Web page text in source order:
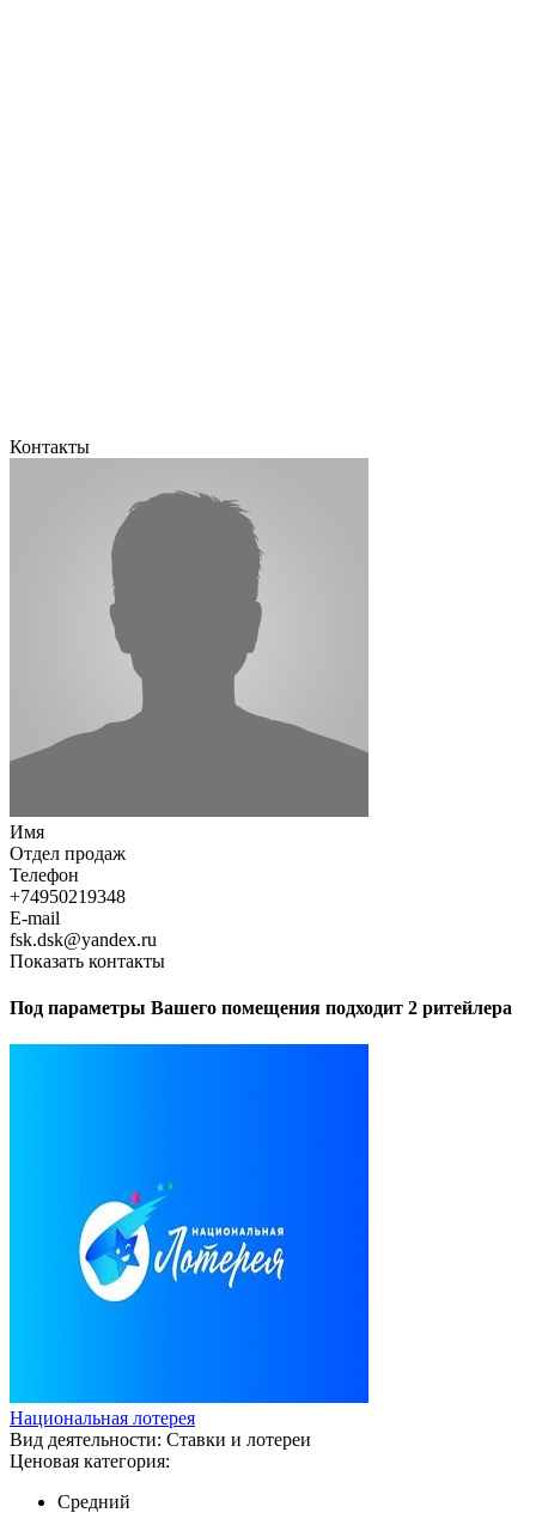
Контакты
Имя
Отдел продаж
Телефон
+74950219348
E-mail
fsk.dsk@yandex.ru
Показать контакты
Под параметры Вашего помещения подходит 2 ритейлера
Национальная лотерея
Вид деятельности: Ставки и лотереи
Ценовая категория:
Средний